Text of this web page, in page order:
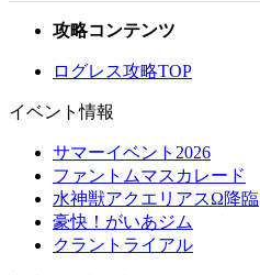
攻略コンテンツ
ログレス攻略TOP
イベント情報
サマーイベント2026
ファントムマスカレード
水神獣アクエリアスΩ降臨
豪快！がいあジム
クラントライアル